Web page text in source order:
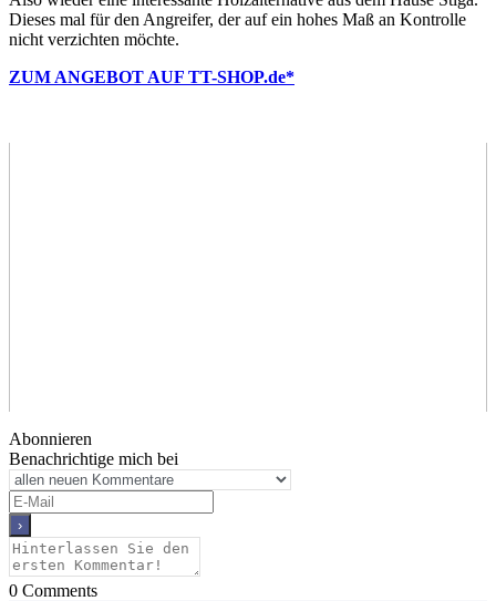
Dieses mal für den Angreifer, der auf ein hohes Maß an Kontrolle
nicht verzichten möchte.
ZUM ANGEBOT AUF TT-SHOP.de*
Abonnieren
Benachrichtige mich bei
0 Comments